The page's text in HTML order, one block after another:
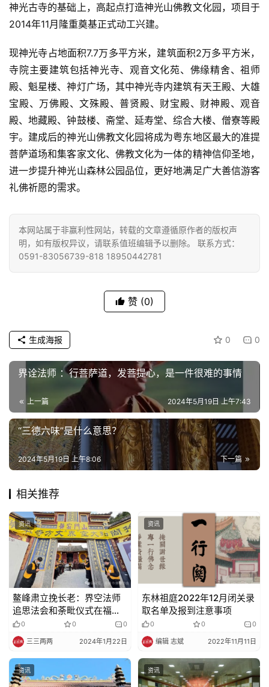
神光古寺的基础上，高起点打造神光山佛教文化园，项目于
2014年11月隆重奠基正式动工兴建。
现神光寺占地面积7.7万多平方米，建筑面积2万多平方米，
寺院主要建筑包括神光寺、观音文化苑、佛缘精舍、祖师
殿、魁星楼、神灯广场，其中神光寺内建筑有天王殿、大雄
宝殿、万佛殿、文殊殿、普贤殿、财宝殿、财神殿、观音
殿、地藏殿、钟鼓楼、斋堂、延寿堂、综合大楼、僧寮等殿
宇。建成后的神光山佛教文化园将成为粤东地区最大的准提
菩萨道场和集客家文化、佛教文化为一体的精神信仰圣地，
进一步提升神光山森林公园品位，更好地满足广大善信游客
礼佛祈愿的需求。
本网站属于非赢利性网站，转载的文章遵循原作者的版权声
明，如有版权异议，请联系值班编辑予以删除。 联系方式：
0591-83056739-818 18950442781
赞 (0)
0 0
生成海报
界诠法师 ：行菩萨道，发菩提心，是一件很难的事情
上一篇 2024年5月19日 上午7:43
“三德六味”是什么意思？
下一篇
2024年5月19日 上午8:06
相关推荐
资讯
鳌峰肃立挽长老：界空法师
追思法会和荼毗仪式在福鼎
昭明寺举行
0 0 0
三三两两 2024年1月22日
资讯
东林祖庭2022年12月闭关录
取名单及报到注意事项
0 0 0
编辑 志斌 2022年11月11日
资讯 资讯